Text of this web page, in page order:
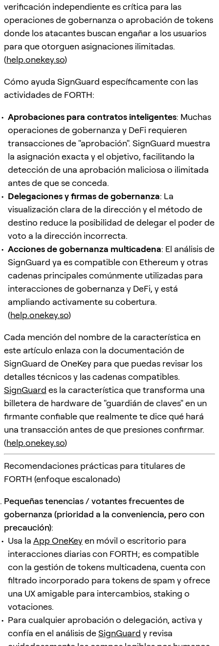
verificación independiente es crítica para las
operaciones de gobernanza o aprobación de tokens
donde los atacantes buscan engañar a los usuarios
para que otorguen asignaciones ilimitadas.
(help.onekey.so)
Cómo ayuda SignGuard específicamente con las
actividades de FORTH:
Aprobaciones para contratos inteligentes: Muchas
operaciones de gobernanza y DeFi requieren
transacciones de "aprobación". SignGuard muestra
la asignación exacta y el objetivo, facilitando la
detección de una aprobación maliciosa o ilimitada
antes de que se conceda.
Delegaciones y firmas de gobernanza: La
visualización clara de la dirección y el método de
destino reduce la posibilidad de delegar el poder de
voto a la dirección incorrecta.
Acciones de gobernanza multicadena: El análisis de
SignGuard ya es compatible con Ethereum y otras
cadenas principales comúnmente utilizadas para
interacciones de gobernanza y DeFi, y está
ampliando activamente su cobertura.
(help.onekey.so)
Cada mención del nombre de la característica en
este artículo enlaza con la documentación de
SignGuard de OneKey para que puedas revisar los
detalles técnicos y las cadenas compatibles.
SignGuard es la característica que transforma una
billetera de hardware de "guardián de claves" en un
firmante confiable que realmente te dice qué hará
una transacción antes de que presiones confirmar.
(help.onekey.so)
Recomendaciones prácticas para titulares de
FORTH (enfoque escalonado)
Pequeñas tenencias / votantes frecuentes de
gobernanza (prioridad a la conveniencia, pero con
precaución):
Usa la App OneKeyen móvil o escritorio para
interacciones diarias con FORTH; es compatible
con la gestión de tokens multicadena, cuenta con
filtrado incorporado para tokens de spam y ofrece
una UX amigable para intercambios, staking o
votaciones.
Para cualquier aprobación o delegación, activa y
confía en el análisis deSignGuard y revisa